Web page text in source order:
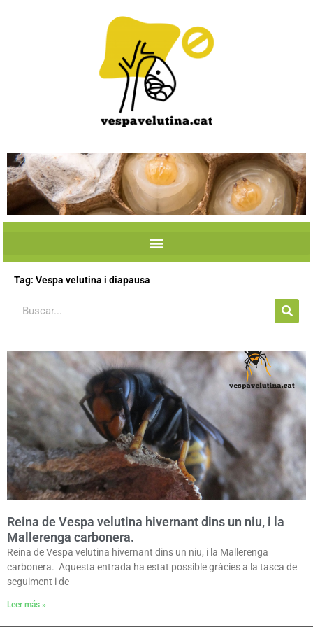
Tag: Vespa velutina i diapausa
Search
Reina de Vespa velutina hivernant dins un niu, i la
Mallerenga carbonera.
Reina de Vespa velutina hivernant dins un niu, i la Mallerenga
carbonera. Aquesta entrada ha estat possible gràcies a la tasca de
seguiment i de
Leer más »